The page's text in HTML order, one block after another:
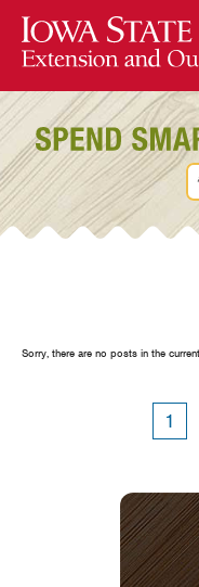
Sorry, there are no posts in the
1